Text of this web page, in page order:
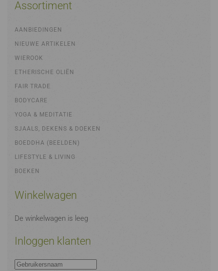
Assortiment
AANBIEDINGEN
NIEUWE ARTIKELEN
WIEROOK
ETHERISCHE OLIËN
FAIR TRADE
BODYCARE
YOGA & MEDITATIE
SJAALS, DEKENS & DOEKEN
BOEDDHA (BEELDEN)
LIFESTYLE & LIVING
BOEKEN
Winkelwagen
De winkelwagen is leeg
Inloggen klanten